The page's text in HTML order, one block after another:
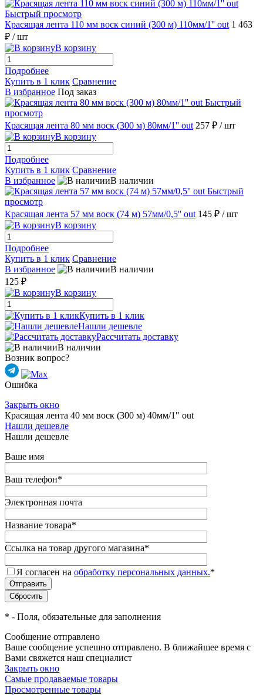
Быстрый просмотр
Красящая лента 110 мм воск синий (300 м) 110мм/1'' out 1 463
₽ / шт
В корзину
Подробнее
Купить в 1 клик Сравнение
В избранное Под заказ
Быстрый
просмотр
Красящая лента 80 мм воск (300 м) 80мм/1'' out 257 ₽ / шт
В корзину
Подробнее
Купить в 1 клик Сравнение
В избранное
В наличии
Быстрый
просмотр
Красящая лента 57 мм воск (74 м) 57мм/0,5'' out 145 ₽ / шт
В корзину
Подробнее
Купить в 1 клик Сравнение
В избранное
В наличии
125 ₽
В корзину
Купить в 1 клик
Нашли дешевле
Рассчитать доставку
В наличии
Возник вопрос?
Ошибка
Закрыть окно
Красящая лента 40 мм воск (300 м) 40мм/1" out
Нашли дешевле
Нашли дешевле
Ваше имя
Ваш телефон*
Электронная почта
Название товара*
Ссылка на товар другого магазина*
Я согласен на обработку персональных данных.*
* - Поля, обязательные для заполнения
Сообщение отправлено
Ваше сообщение успешно отправлено. В ближайшее время с
Вами свяжется наш специалист
Закрыть окно
Самые продаваемые товары
Просмотренные товары